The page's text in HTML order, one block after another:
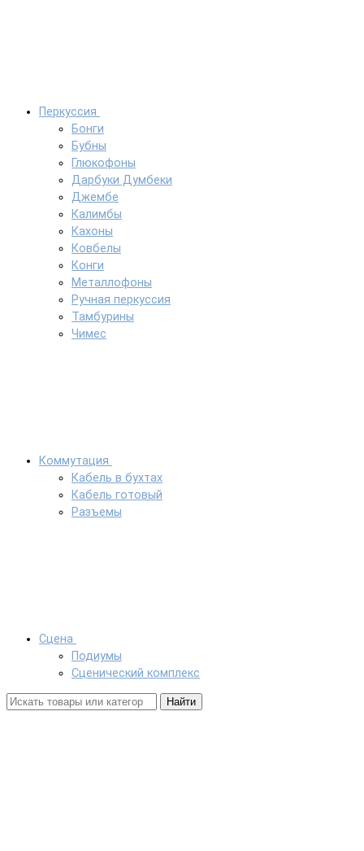
Перкуссия
Бонги
Бубны
Глюкофоны
Дарбуки Думбеки
Джембе
Калимбы
Кахоны
Ковбелы
Конги
Металлофоны
Ручная перкуссия
Тамбурины
Чимес
Коммутация
Кабель в бухтах
Кабель готовый
Разъемы
Сцена
Подиумы
Сценический комплекс
Найти